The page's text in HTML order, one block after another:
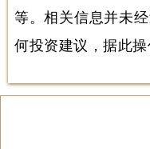
等。相关信息并未
何投资建议，据此操